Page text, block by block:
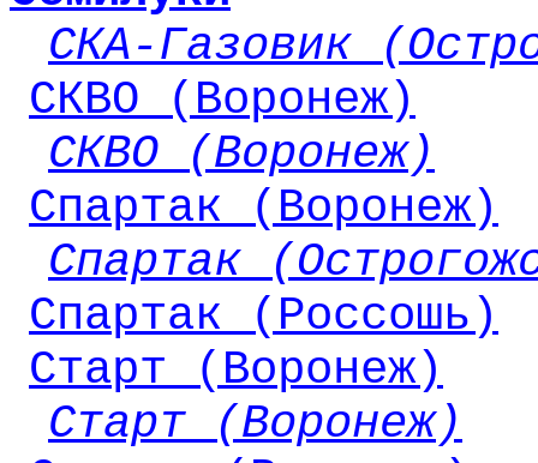
СКА-Газовик
СКВО (Воронеж)
СКВО (Воронеж)
Спартак (Воронеж)
Спартак
Спартак (Россошь)
Старт (Воронеж)
Старт (Воронеж)